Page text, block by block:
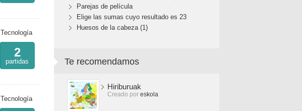
Tecnología
2
partidas
Tecnología
Parejas de película
Elige las sumas cuyo resultado es 23
Huesos de la cabeza (1)
Te recomendamos
Hiriburuak
Creado por eskola